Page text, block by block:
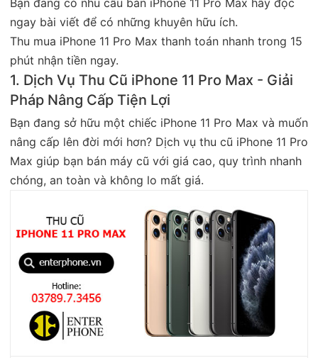
ngay bài viết để có những khuyên hữu ích.
Thu mua iPhone 11 Pro Max thanh toán nhanh trong 15
phút nhận tiền ngay.
1. Dịch Vụ Thu Cũ iPhone 11 Pro Max - Giải
Pháp Nâng Cấp Tiện Lợi
Bạn đang sở hữu một chiếc iPhone 11 Pro Max và muốn
nâng cấp lên đời mới hơn? Dịch vụ thu cũ iPhone 11 Pro
Max giúp bạn bán máy cũ với giá cao, quy trình nhanh
chóng, an toàn và không lo mất giá.